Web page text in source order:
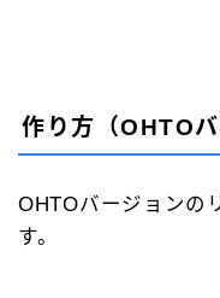
作り方（OHTOバ
OHTOバージョンの
す。